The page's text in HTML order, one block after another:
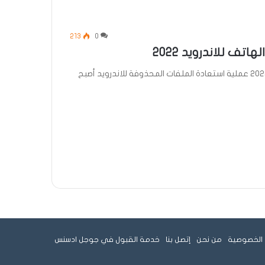
0
213
للاندرويد 2022
كيفية استرجاع الملفات المحذوفة من الهاتف للاندرويد 2022 عملية استعادة الملفات المحذوفة للاندرويد أصبح
الخصوصية من نحن إتصل بنا خدمة القبول في جوجل ادسنس